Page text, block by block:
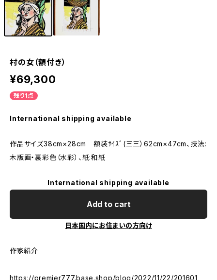
村の女（額付き）
¥69,300
残り1点
International shipping available
作品サイズ38cm×28cm 額装ｻｲｽﾞ(三三）62cm×47cm、技法:
木版画・裏彩色（水彩）、紙:和紙
International shipping available
Add to cart
日本国内にお住まいの方向け
作家紹介
https://premier777.base.shop/blog/2022/11/22/201601